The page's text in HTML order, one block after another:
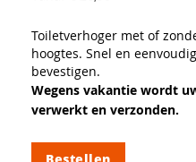
Toiletverhoger met of
hoogtes. Snel en
bevestigen.
Wegens vakantie wordt
verwerkt en verzonden.